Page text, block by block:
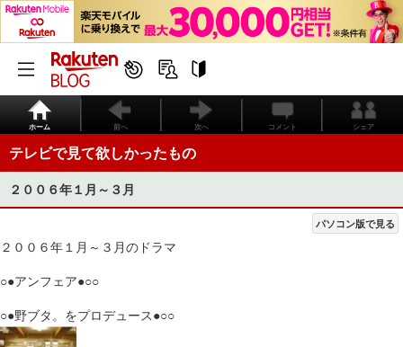
ホーム 前へ 次へ コメント シェア
テレビで見て欲しかったもの
２００６年１月～３月
パソコン版で見る
２００６年１月～３月のドラマ
○●アンフェア●○○
○●野ブタ。をプロデュース●○○